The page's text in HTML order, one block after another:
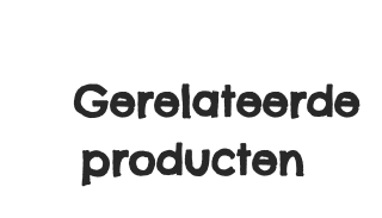
Gerelateerde
producten